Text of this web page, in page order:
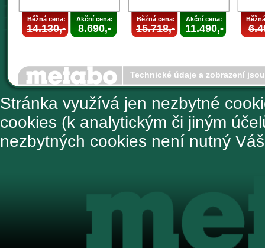
Běžná cena:
14.130,-
Akční cena:
8.690,-
Běžná cena:
15.718,-
Akční cena:
11.490,-
Technické údaje a zobrazení
Stránka využívá jen nezbytné
cookies (k analytickým či jiným
nezbytných cookies není nutný